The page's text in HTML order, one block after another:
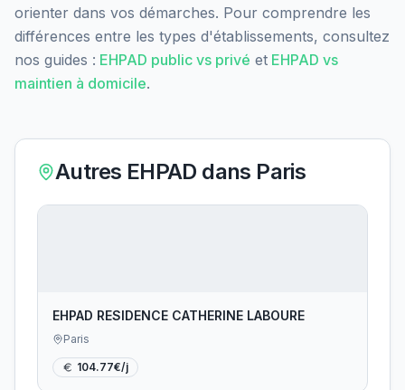
orienter dans vos démarches. Pour comprendre les
différences entre les types d'établissements, consultez
nos guides : EHPAD public vs privé et EHPAD vs
maintien à domicile.
Autres EHPAD dans Paris
EHPAD RESIDENCE CATHERINE LABOURE
Paris
104.77€/j